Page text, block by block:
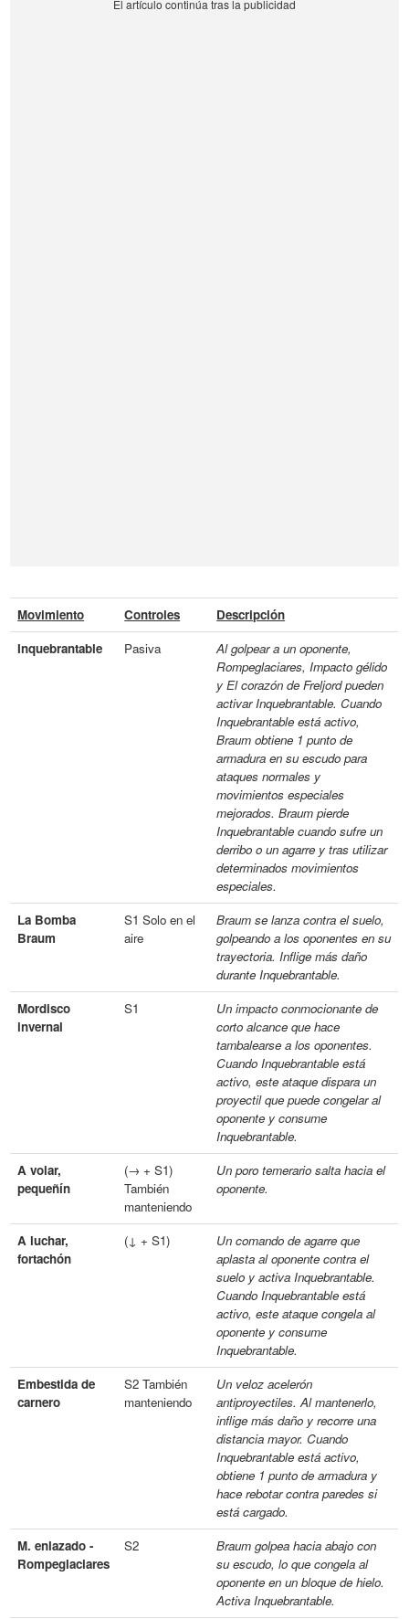
Movimiento Controles
Descripción
Inquebrantable
Pasiva
Al golpear a un oponente,
Rompeglaciares, Impacto gélido
y El corazón de Freljord pueden
activar Inquebrantable. Cuando
Inquebrantable está activo,
Braum obtiene 1 punto de
armadura en su escudo para
ataques normales y
movimientos especiales
mejorados. Braum pierde
Inquebrantable cuando sufre un
derribo o un agarre y tras utilizar
determinados movimientos
especiales.
La Bomba
Braum
S1 Solo en el
aire
Braum se lanza contra el suelo,
golpeando a los oponentes en su
trayectoria. Inflige más daño
durante Inquebrantable.
Mordisco
invernal
S1
Un impacto conmocionante de
corto alcance que hace
tambalearse a los oponentes.
Cuando Inquebrantable está
activo, este ataque dispara un
proyectil que puede congelar al
oponente y consume
Inquebrantable.
A volar,
pequeñín
(→ + S1)
También
manteniendo
Un poro temerario salta hacia el
oponente.
A luchar,
fortachón
(↓ + S1)
Un comando de agarre que
aplasta al oponente contra el
suelo y activa Inquebrantable.
Cuando Inquebrantable está
activo, este ataque congela al
oponente y consume
Inquebrantable.
Embestida de
carnero
S2 También
manteniendo
Un veloz acelerón
antiproyectiles. Al mantenerlo,
inflige más daño y recorre una
distancia mayor. Cuando
Inquebrantable está activo,
obtiene 1 punto de armadura y
hace rebotar contra paredes si
está cargado.
M. enlazado -
Rompeglaciares
S2
Braum golpea hacia abajo con
su escudo, lo que congela al
oponente en un bloque de hielo.
Activa Inquebrantable.